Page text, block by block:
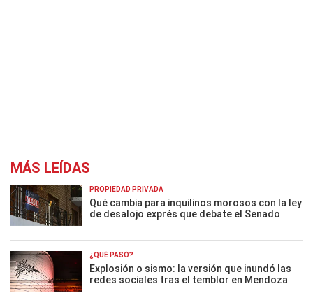
MÁS LEÍDAS
PROPIEDAD PRIVADA
Qué cambia para inquilinos morosos con la ley
de desalojo exprés que debate el Senado
¿QUÉ PASÓ?
Explosión o sismo: la versión que inundó las
redes sociales tras el temblor en Mendoza